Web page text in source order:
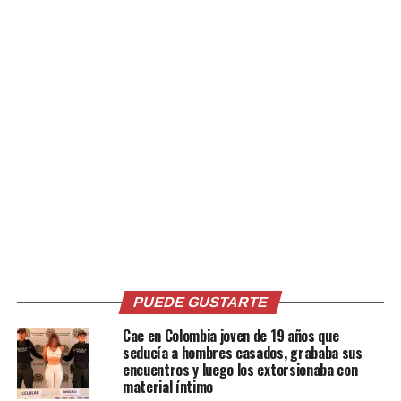
— FUERZA ARMADA
(@FUERZARMADASV)
March 27, 2024
PUEDE GUSTARTE
Cae en Colombia joven de 19 años que
seducía a hombres casados, grababa sus
encuentros y luego los extorsionaba con
material íntimo